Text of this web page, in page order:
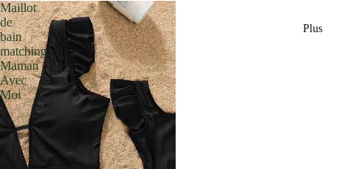
Plus
Maillot
de
bain
matching
Maman
Avec
Moi